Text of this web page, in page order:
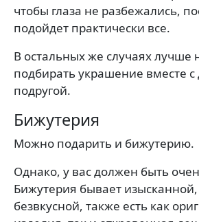
чтобы глаза не разбежались,
подойдет практически все.
В остальных же случаях лучше
подбирать украшение вместе
подругой.
Бижутерия
Можно подарить и бижутерию.
Однако, у вас должен быть
Бижутерия бывает
безвкусной, также есть как